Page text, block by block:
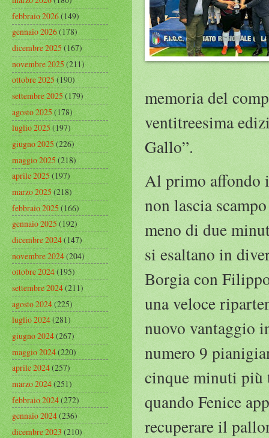
memoria del
ventitreesima
Gallo”.
Al primo affondo
non lascia
meno di due
si esaltano in
Borgia con
una veloce
nuovo vantaggio
numero 9
cinque minuti più
quando Fenice
recuperare il
febbraio 2026(149)
gennaio 2026(178)
dicembre 2025(167)
novembre 2025(211)
ottobre 2025(190)
settembre 2025(179)
agosto 2025(178)
luglio 2025(197)
giugno 2025(226)
maggio 2025(218)
aprile 2025(197)
marzo 2025(218)
febbraio 2025(166)
gennaio 2025(192)
dicembre 2024(147)
novembre 2024(204)
ottobre 2024(195)
settembre 2024(211)
agosto 2024(225)
luglio 2024(281)
giugno 2024(267)
maggio 2024(220)
aprile 2024(257)
marzo 2024(251)
febbraio 2024(272)
gennaio 2024(236)
dicembre 2023(210)